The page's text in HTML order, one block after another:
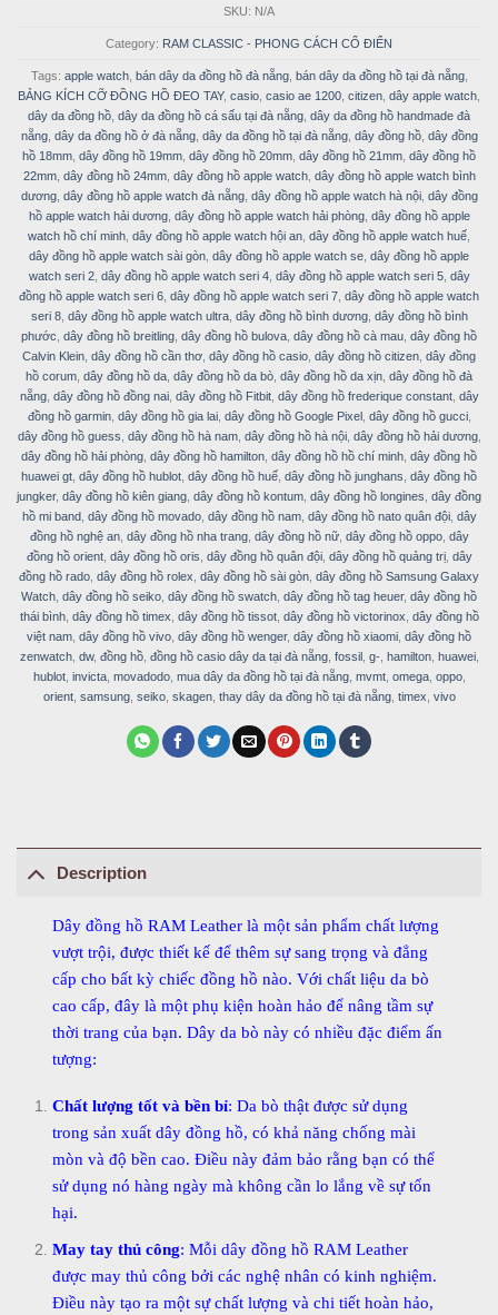
SKU: N/A
Category: RAM CLASSIC - PHONG CÁCH CỔ ĐIỂN
Tags: apple watch, bán dây da đồng hồ đà nẵng, bán dây da đồng hồ tại đà nẵng,
BẢNG KÍCH CỠ ĐỒNG HỒ ĐEO TAY, casio casio ae 1200 citizen dây apple watch
dây da đồng hồ dây da đồng hồ cá sấu tại đà nẵng dây da đồng hồ handmade đà
nẵng, dây da đồng hồ ở đà nẵng, dây da đồng hồ tại đà nẵng, dây đồng hồ, dây đồng
hồ 18mm dây đồng hồ 19mm dây đồng hồ 20mm dây đồng hồ 21mm dây đồng hồ
22mm, dây đồng hồ 24mm, dây đồng hồ apple watch, dây đồng hồ apple watch bình
dương, dây đồng hồ apple watch đà nẵng, dây đồng hồ apple watch hà nội, dây đồng
hồ apple watch hải dương, dây đồng hồ apple watch hải phòng, dây đồng hồ apple
watch hồ chí minh dây đồng hồ apple watch hội an dây đồng hồ apple watch huế
dây đồng hồ apple watch sài gòn dây đồng hồ apple watch se dây đồng hồ apple
watch seri 2, dây đồng hồ apple watch seri 4, dây đồng hồ apple watch seri 5, dây
đồng hồ apple watch seri 6 dây đồng hồ apple watch seri 7 dây đồng hồ apple watch
seri 8, dây đồng hồ apple watch ultra, dây đồng hồ bình dương, dây đồng hồ bình
phước dây đồng hồ breitling dây đồng hồ bulova dây đồng hồ cà mau dây đồng hồ
Calvin Klein dây đồng hồ cần thơ dây đồng hồ casio dây đồng hồ citizen dây đồng
hồ corum dây đồng hồ da dây đồng hồ da bò dây đồng hồ da xịn dây đồng hồ đà
nẵng, dây đồng hồ đồng nai, dây đồng hồ Fitbit, dây đồng hồ frederique constant, dây
đồng hồ garmin, dây đồng hồ gia lai, dây đồng hồ Google Pixel dây đồng hồ gucci,
dây đồng hồ guess dây đồng hồ hà nam, dây đồng hồ hà nội, dây đồng hồ hải dương,
dây đồng hồ hải phòng dây đồng hồ hamilton dây đồng hồ hồ chí minh dây đồng hồ
huawei gt dây đồng hồ hublot dây đồng hồ huế dây đồng hồ junghans dây đồng hồ
jungker, dây đồng hồ kiên giang dây đồng hồ kontum dây đồng hồ longines dây đồng
hồ mi band dây đồng hồ movado, dây đồng hồ nam, dây đồng hồ nato quân đội, dây
đồng hồ nghệ an, dây đồng hồ nha trang, dây đồng hồ nữ, dây đồng hồ oppo, dây
đồng hồ orient, dây đồng hồ oris dây đồng hồ quân đội, dây đồng hồ quảng trị, dây
đồng hồ rado dây đồng hồ rolex dây đồng hồ sài gòn dây đồng hồ Samsung Galaxy
Watch dây đồng hồ seiko dây đồng hồ swatch dây đồng hồ tag heuer, dây đồng hồ
thái bình, dây đồng hồ timex dây đồng hồ tissot, dây đồng hồ victorinox dây đồng hồ
việt nam dây đồng hồ vivo dây đồng hồ wenger, dây đồng hồ xiaomi dây đồng hồ
zenwatch, dw, đồng hồ, đồng hồ casio dây da tại đà nẵng, fossil g-, hamilton, huawei,
hublot, invicta, movadodo, mua dây da đồng hồ tại đà nẵng, mvmt, omega, oppo,
orient, samsung, seiko, skagen, thay dây da đồng hồ tại đà nẵng, timex vivo
Description
Dây đồng hồ RAM Leather là một sản phẩm chất lượng
vượt trội, được thiết kế để thêm sự sang trọng và đẳng
cấp cho bất kỳ chiếc đồng hồ nào. Với chất liệu da bò
cao cấp, đây là một phụ kiện hoàn hảo để nâng tầm sự
thời trang của bạn. Dây da bò này có nhiều đặc điểm ấn
tượng:
Chất lượng tốt và bền bỉ: Da bò thật được sử dụng
trong sản xuất dây đồng hồ, có khả năng chống mài
mòn và độ bền cao. Điều này đảm bảo rằng bạn có thể
sử dụng nó hàng ngày mà không cần lo lắng về sự tổn
hại.
May tay thủ công: Mỗi dây đồng hồ RAM Leather
được may thủ công bởi các nghệ nhân có kinh nghiệm.
Điều này tạo ra một sự chất lượng và chi tiết hoàn hảo,